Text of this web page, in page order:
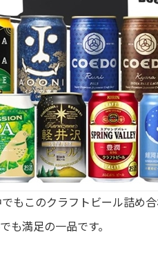
もこのクラフトビール詰め
も満足の一品です。